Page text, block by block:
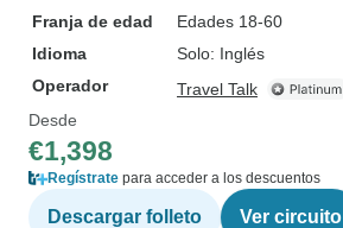
Franja de edad
Edades 18-60
Idioma
Solo: Inglés
Operador
Travel Talk
Desde
€1,398
Regístrate para acceder a los descuentos
Descargar folleto Ver circuito